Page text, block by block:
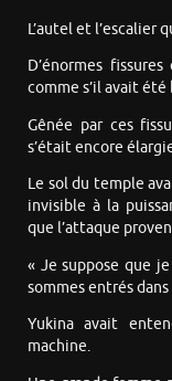
L’autel et l’escalier
D’énormes
comme s’il avait
Gênée par ces
s’était encore
Le sol du temple
invisible à la
que l’attaque
« Je suppose que
sommes entrés
Yukina avait
machine.